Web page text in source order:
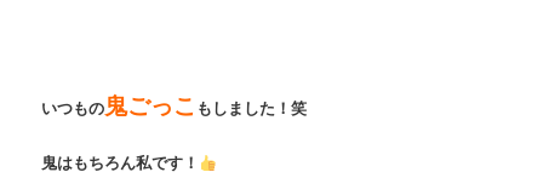
いつもの鬼ごっこ もしました！笑
鬼はもちろん私です！